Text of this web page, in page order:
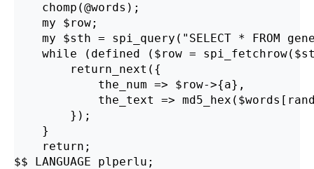
    chomp(@words);
    my $row;
my $sth = spi_query("SELECT * FROM
while (defined ($row =
        return_next({
            the_num => $row->{a},
the_text =>
        });
    }
    return;
$$ LANGUAGE plperlu;